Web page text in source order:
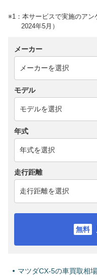
※1：本サービスで実施のア
2024年5月）
メーカー
モデル
年式
走行距離
マツダCX-5の車買取相